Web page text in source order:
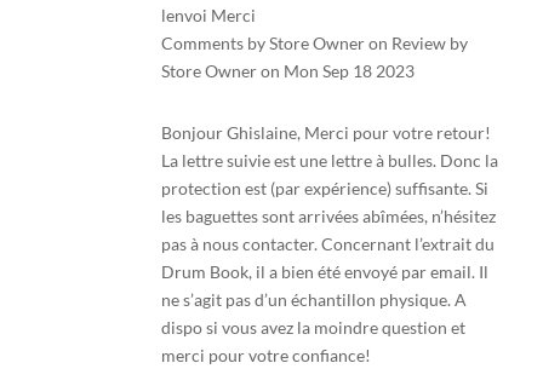
lenvoi Merci
Comments by Store Owner on Review by
Store Owner on Mon Sep 18 2023
Bonjour Ghislaine, Merci pour votre retour!
La lettre suivie est une lettre à bulles. Donc la
protection est (par expérience) suffisante. Si
les baguettes sont arrivées abîmées, n’hésitez
pas à nous contacter. Concernant l’extrait du
Drum Book, il a bien été envoyé par email. Il
ne s’agit pas d’un échantillon physique. A
dispo si vous avez la moindre question et
merci pour votre confiance!